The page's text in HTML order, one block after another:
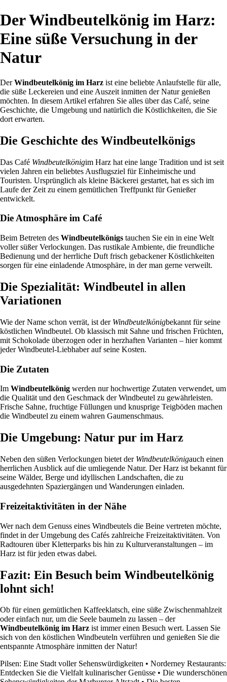
Der Windbeutelkönig im Harz:
Eine süße Versuchung in der
Natur
DerWindbeutelkönig im Harz ist eine beliebte Anlaufstelle für alle,
die süße Leckereien und eine Auszeit inmitten der Natur genießen
möchten. In diesem Artikel erfahren Sie alles über das Café, seine
Geschichte, die Umgebung und natürlich die Köstlichkeiten, die Sie
dort erwarten.
Die Geschichte des Windbeutelkönigs
Das Café Windbeutelkönigim Harz hat eine lange Tradition und ist seit
vielen Jahren ein beliebtes Ausflugsziel für Einheimische und
Touristen. Ursprünglich als kleine Bäckerei gestartet, hat es sich im
Laufe der Zeit zu einem gemütlichen Treffpunkt für Genießer
entwickelt.
Die Atmosphäre im Café
Beim Betreten des Windbeutelkönigs tauchen Sie ein in eine Welt
voller süßer Verlockungen. Das rustikale Ambiente, die freundliche
Bedienung und der herrliche Duft frisch gebackener Köstlichkeiten
sorgen für eine einladende Atmosphäre, in der man gerne verweilt.
Die Spezialität: Windbeutel in allen
Variationen
Wie der Name schon verrät, ist der Windbeutelkönigbekannt für seine
köstlichen Windbeutel. Ob klassisch mit Sahne und frischen Früchten,
mit Schokolade überzogen oder in herzhaften Varianten – hier kommt
jeder Windbeutel-Liebhaber auf seine Kosten.
Die Zutaten
Im Windbeutelkönig werden nur hochwertige Zutaten verwendet, um
die Qualität und den Geschmack der Windbeutel zu gewährleisten.
Frische Sahne, fruchtige Füllungen und knusprige Teigböden machen
die Windbeutel zu einem wahren Gaumenschmaus.
Die Umgebung: Natur pur im Harz
Neben den süßen Verlockungen bietet der Windbeutelkönigauch einen
herrlichen Ausblick auf die umliegende Natur. Der Harz ist bekannt für
seine Wälder, Berge und idyllischen Landschaften, die zu
ausgedehnten Spaziergängen und Wanderungen einladen.
Freizeitaktivitäten in der Nähe
Wer nach dem Genuss eines Windbeutels die Beine vertreten möchte,
findet in der Umgebung des Cafés zahlreiche Freizeitaktivitäten. Von
Radtouren über Kletterparks bis hin zu Kulturveranstaltungen – im
Harz ist für jeden etwas dabei.
Fazit: Ein Besuch beim Windbeutelkönig
lohnt sich!
Ob für einen gemütlichen Kaffeeklatsch, eine süße Zwischenmahlzeit
oder einfach nur, um die Seele baumeln zu lassen – der
Windbeutelkönig im Harz ist immer einen Besuch wert. Lassen Sie
sich von den köstlichen Windbeuteln verführen und genießen Sie die
entspannte Atmosphäre inmitten der Natur!
Pilsen: Eine Stadt voller Sehenswürdigkeiten • Norderney Restaurants:
Entdecken Sie die Vielfalt kulinarischer Genüsse • Die wunderschönen